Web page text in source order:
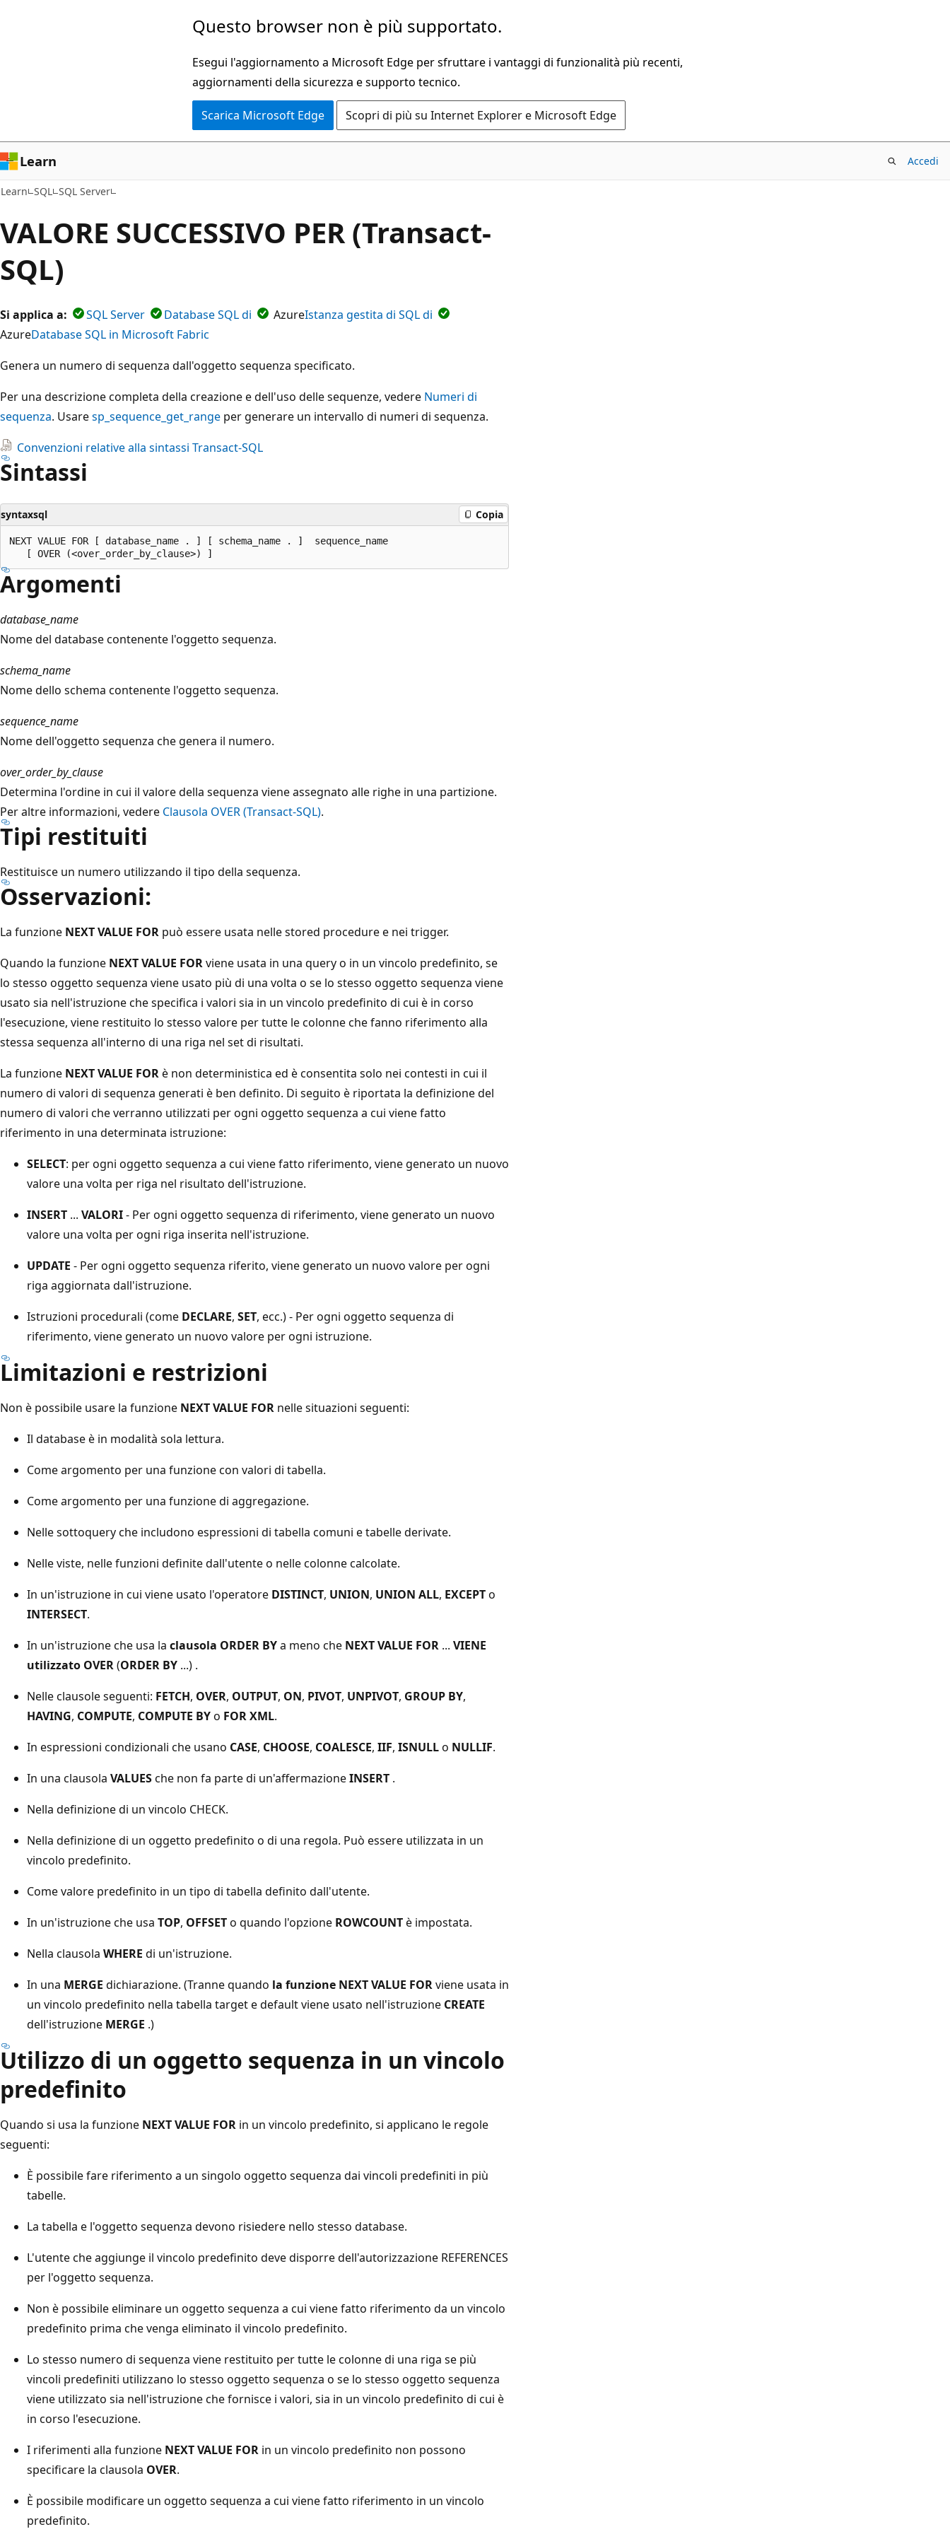
Questo browser non è più supportato.
Esegui l'aggiornamento a Microsoft Edge per sfruttare i vantaggi di funzionalità più recenti,
aggiornamenti della sicurezza e supporto tecnico.
Scarica Microsoft Edge Scopri di più su Internet Explorer e Microsoft Edge
Learn Accedi
Learn SQL SQL Server
VALORE SUCCESSIVO PER (Transact-
SQL)
Si applica a: SQL Server Database SQL di AzureIstanza gestita di SQL di
AzureDatabase SQL in Microsoft Fabric
Genera un numero di sequenza dall'oggetto sequenza specificato.
Per una descrizione completa della creazione e dell'uso delle sequenze, vedere Numeri di
sequenza. Usaresp_sequence_get_range per generare un intervallo di numeri di sequenza.
Convenzioni relative alla sintassi Transact-SQL
Sintassi
syntaxsql Copia
NEXT VALUE FOR [ database_name . ] [ schema_name . ]  sequence_name
Argomenti
database_name
Nome del database contenente l'oggetto sequenza.
schema_name
Nome dello schema contenente l'oggetto sequenza.
sequence_name
Nome dell'oggetto sequenza che genera il numero.
over_order_by_clause
Determina l'ordine in cui il valore della sequenza viene assegnato alle righe in una partizione.
Per altre informazioni, vedere Clausola OVER (Transact-SQL).
Tipi restituiti
Restituisce un numero utilizzando il tipo della sequenza.
Osservazioni:
La funzione NEXT VALUE FOR può essere usata nelle stored procedure e nei trigger.
Quando la funzione NEXT VALUE FORviene usata in una query o in un vincolo predefinito, se
lo stesso oggetto sequenza viene usato più di una volta o se lo stesso oggetto sequenza viene
usato sia nell'istruzione che specifica i valori sia in un vincolo predefinito di cui è in corso
l'esecuzione, viene restituito lo stesso valore per tutte le colonne che fanno riferimento alla
stessa sequenza all'interno di una riga nel set di risultati.
La funzione NEXT VALUE FORè non deterministica ed è consentita solo nei contesti in cui il
numero di valori di sequenza generati è ben definito. Di seguito è riportata la definizione del
numero di valori che verranno utilizzati per ogni oggetto sequenza a cui viene fatto
riferimento in una determinata istruzione:
SELECT: per ogni oggetto sequenza a cui viene fatto riferimento, viene generato un nuovo
valore una volta per riga nel risultato dell'istruzione.
INSERT ... VALORI- Per ogni oggetto sequenza di riferimento, viene generato un nuovo
valore una volta per ogni riga inserita nell'istruzione.
UPDATE - Per ogni oggetto sequenza riferito, viene generato un nuovo valore per ogni
riga aggiornata dall'istruzione.
Istruzioni procedurali (come DECLARE, SET, ecc.) - Per ogni oggetto sequenza di
riferimento, viene generato un nuovo valore per ogni istruzione.
Limitazioni e restrizioni
Non è possibile usare la funzione NEXT VALUE FOR nelle situazioni seguenti:
Il database è in modalità sola lettura.
Come argomento per una funzione con valori di tabella.
Come argomento per una funzione di aggregazione.
Nelle sottoquery che includono espressioni di tabella comuni e tabelle derivate.
Nelle viste, nelle funzioni definite dall'utente o nelle colonne calcolate.
In un'istruzione in cui viene usato l'operatore DISTINCT, UNION, UNION ALL, EXCEPTo
INTERSECT.
In un'istruzione che usa la clausola ORDER BYa meno che NEXT VALUE FOR ... VIENE
utilizzato OVER(ORDER BY ...) .
Nelle clausole seguenti: FETCH, OVER, OUTPUT, ON, PIVOT, UNPIVOT, GROUP BY,
HAVING, COMPUTE, COMPUTE BYo FOR XML.
In espressioni condizionali che usano CASE, CHOOSE, COALESCE, IIF, ISNULLo NULLIF.
In una clausola VALUESche non fa parte di un'affermazioneINSERT .
Nella definizione di un vincolo CHECK.
Nella definizione di un oggetto predefinito o di una regola. Può essere utilizzata in un
vincolo predefinito.
Come valore predefinito in un tipo di tabella definito dall'utente.
In un'istruzione che usa TOP, OFFSETo quando l'opzione ROWCOUNTè impostata.
Nella clausola WHERE di un'istruzione.
In una MERGE dichiarazione. (Tranne quando la funzione NEXT VALUE FORviene usata in
un vincolo predefinito nella tabella target e default viene usato nell'istruzione CREATE
dell'istruzione MERGE .)
Utilizzo di un oggetto sequenza in un vincolo
predefinito
Quando si usa la funzione NEXT VALUE FOR in un vincolo predefinito, si applicano le regole
seguenti:
È possibile fare riferimento a un singolo oggetto sequenza dai vincoli predefiniti in più
tabelle.
La tabella e l'oggetto sequenza devono risiedere nello stesso database.
L'utente che aggiunge il vincolo predefinito deve disporre dell'autorizzazione REFERENCES
per l'oggetto sequenza.
Non è possibile eliminare un oggetto sequenza a cui viene fatto riferimento da un vincolo
predefinito prima che venga eliminato il vincolo predefinito.
Lo stesso numero di sequenza viene restituito per tutte le colonne di una riga se più
vincoli predefiniti utilizzano lo stesso oggetto sequenza o se lo stesso oggetto sequenza
viene utilizzato sia nell'istruzione che fornisce i valori, sia in un vincolo predefinito di cui è
in corso l'esecuzione.
I riferimenti alla funzione NEXT VALUE FOR in un vincolo predefinito non possono
specificare la clausola OVER.
È possibile modificare un oggetto sequenza a cui viene fatto riferimento in un vincolo
predefinito.